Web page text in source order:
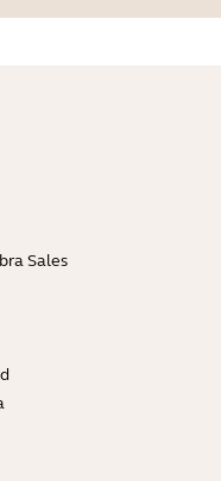
Sales